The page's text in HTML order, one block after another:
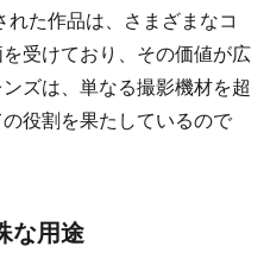
れた作品は、さまざまなコ
受けており、その価値が広
ズは、単なる撮影機材を超
役割を果たしているので
な用途